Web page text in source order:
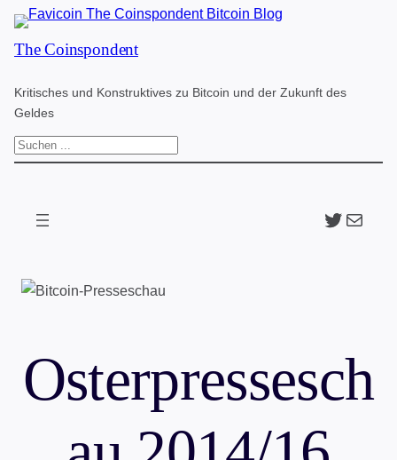
Zum
Inhalt
The Coinspondent
Kritisches und Konstruktives zu Bitcoin und der Zukunft des
Geldes
S
Twitter
The
Osterpressesch